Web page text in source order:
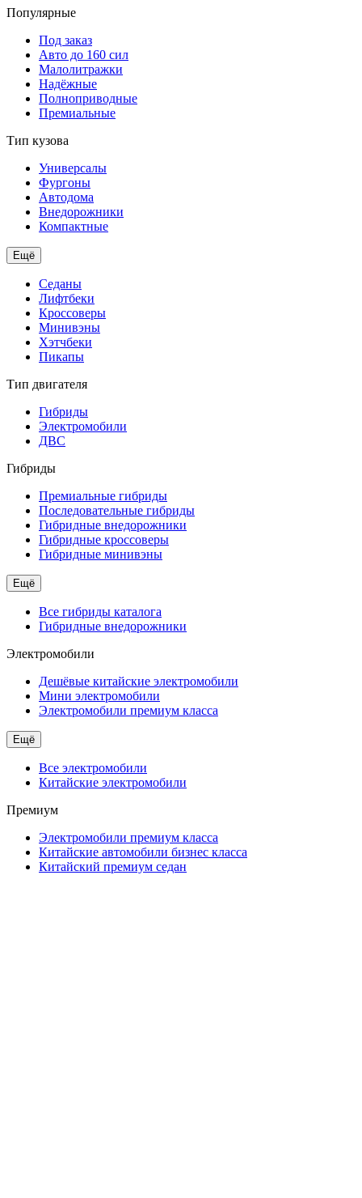
Популярные
Под заказ
Авто до 160 сил
Малолитражки
Надёжные
Полноприводные
Премиальные
Тип кузова
Универсалы
Фургоны
Автодома
Внедорожники
Компактные
Ещё
Седаны
Лифтбеки
Кроссоверы
Минивэны
Хэтчбеки
Пикапы
Тип двигателя
Гибриды
Электромобили
ДВС
Гибриды
Премиальные гибриды
Последовательные гибриды
Гибридные внедорожники
Гибридные кроссоверы
Гибридные минивэны
Ещё
Все гибриды каталога
Гибридные внедорожники
Электромобили
Дешёвые китайские электромобили
Мини электромобили
Электромобили премиум класса
Ещё
Все электромобили
Китайские электромобили
Премиум
Электромобили премиум класса
Китайские автомобили бизнес класса
Китайский премиум седан